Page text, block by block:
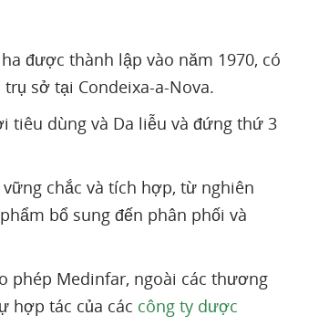
được thành lập vào năm 1970, có
sở tại Condeixa-a-Nova.
tiêu dùng và Da liễu và đứng thứ 3
chắc và tích hợp, từ nghiên
bổ sung đến phân phối và
phép Medinfar, ngoài các thương
hợp tác của các công ty dược